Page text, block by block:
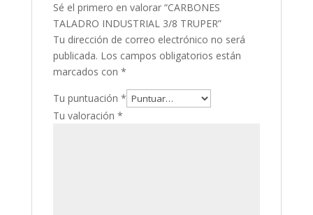
Sé el primero en valorar “CARBONES
TALADRO INDUSTRIAL 3/8 TRUPER”
Tu dirección de correo electrónico no será
publicada. Los campos obligatorios están
marcados con *
Tu puntuación *
Tu valoración *